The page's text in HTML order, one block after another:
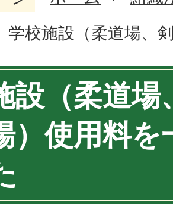
学校施設（柔道場、
設（柔道場
）使用料を